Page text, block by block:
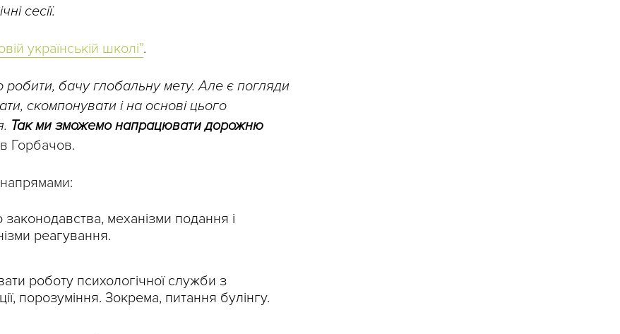
сесії.
українській школі”.
робити, бачу глобальну мету. Але є погляди
скомпонувати і на основі цього
Так ми зможемо напрацювати дорожню
Горбачов.
законодавства, механізми подання і
реагування.
роботу психологічної служби з
порозуміння. Зокрема, питання булінгу.